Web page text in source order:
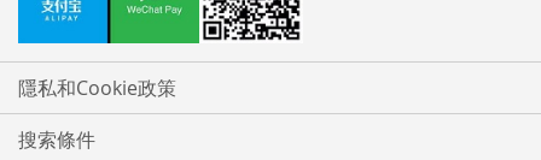
隱私和Cookie政策
搜索條件